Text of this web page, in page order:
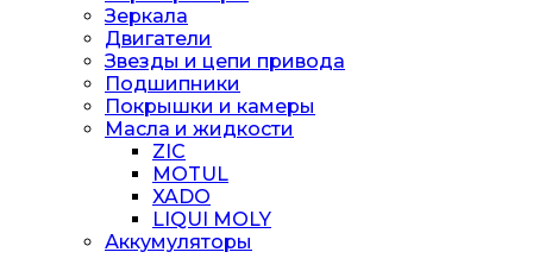
Зеркала
Двигатели
Звезды и цепи привода
Подшипники
Покрышки и камеры
Масла и жидкости
ZIC
MOTUL
XADO
LIQUI MOLY
Аккумуляторы